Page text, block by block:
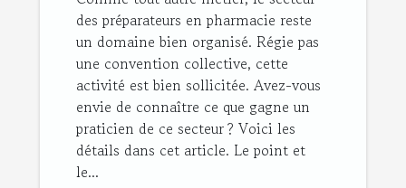
des préparateurs en pharmacie reste
un domaine bien organisé. Régie pas
une convention collective, cette
activité est bien sollicitée. Avez-vous
envie de connaître ce que gagne un
praticien de ce secteur ? Voici les
détails dans cet article. Le point et
le...